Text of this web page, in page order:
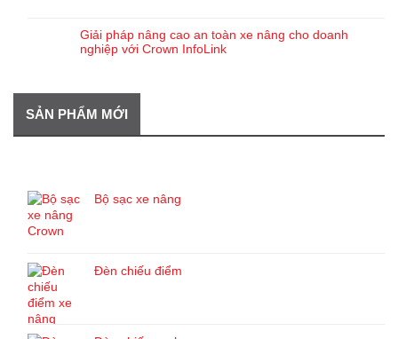
Giải pháp nâng cao an toàn xe nâng cho doanh
nghiệp với Crown InfoLink
SẢN PHẨM MỚI
Bộ sạc xe nâng
Đèn chiếu điểm